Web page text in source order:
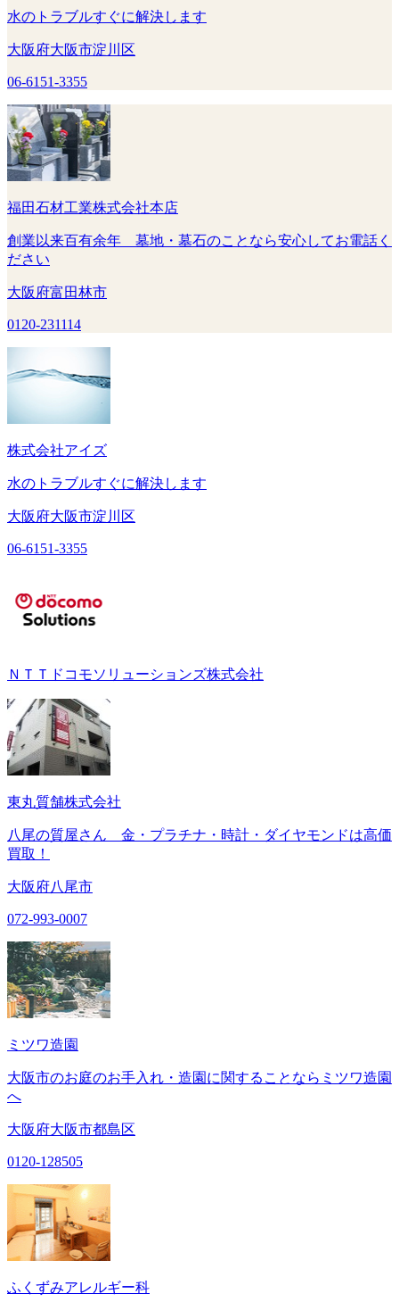
水のトラブルすぐに解決します
大阪府大阪市淀川区
06-6151-3355
福田石材工業株式会社本店
創業以来百有余年 墓地・墓石のことなら安心してお電話く
ださい
大阪府富田林市
0120-231114
株式会社アイズ
水のトラブルすぐに解決します
大阪府大阪市淀川区
06-6151-3355
ＮＴＴドコモソリューションズ株式会社
東丸質舗株式会社
八尾の質屋さん 金・プラチナ・時計・ダイヤモンドは高価
買取！
大阪府八尾市
072-993-0007
ミツワ造園
大阪市のお庭のお手入れ・造園に関することならミツワ造園
へ
大阪府大阪市都島区
0120-128505
ふくずみアレルギー科